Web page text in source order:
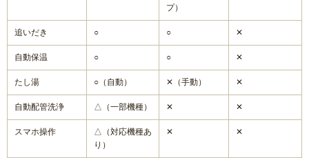
プ）
追いだき ○ ○ ✕
自動保温 ○ ○ ✕
たし湯 ○（自動） ✕（手動） ✕
自動配管洗浄 △（一部機種） ✕ ✕
スマホ操作
△（対応機種あ
り）
✕ ✕